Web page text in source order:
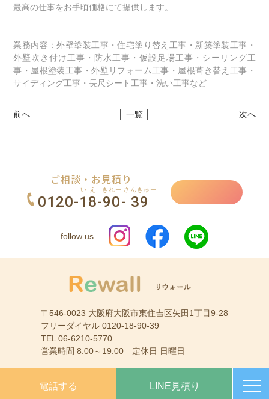
最高の仕事をお手頃価格にて提供します。
業務内容：外壁塗装工事・住宅塗り替え工事・新築塗装工事・
外壁吹き付け工事・防水工事・仮設足場工事・シーリング工
事・屋根塗装工事・外壁リフォーム工事・屋根葺き替え工事・
サイディング工事・長尺シート工事・洗い工事など
前へ 次へ
│ 一覧 │
ご相談・お見積り
0120-18
いえ
-90
きれー
- 39
さんきゅー
follow us
〒546-0023 大阪府大阪市東住吉区矢田1丁目9-28
フリーダイヤル 0120-18-90-39
TEL 06-6210-5770
営業時間 8:00～19:00 定休日 日曜日
電話する LINE見積り